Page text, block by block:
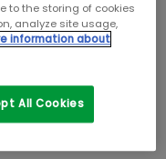
Spray
to the storing of cookies
analyze site usage,
information about
All Cookies